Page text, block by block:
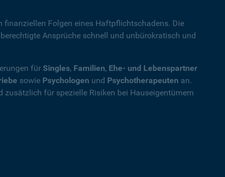
finanziellen Folgen eines Haftpflichtschadens. Die
Ansprüche schnell und unbürokratisch und
für Singles, Familien, Ehe- und Lebenspartner
sowie Psychologen und Psychotherapeuten an.
für spezielle Risiken bei Hauseigentümern